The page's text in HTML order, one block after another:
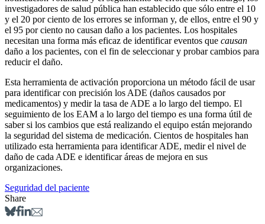
investigadores de salud pública han establecido que sólo entre el 10
y el 20 por ciento de los errores se informan y, de ellos, entre el 90 y
el 95 por ciento no causan daño a los pacientes. Los hospitales
necesitan una forma más eficaz de identificar eventos que causan
daño a los pacientes, con el fin de seleccionar y probar cambios para
reducir el daño.
Esta herramienta de activación proporciona un método fácil de usar
para identificar con precisión los ADE (daños causados ​​por
medicamentos) y medir la tasa de ADE a lo largo del tiempo. El
seguimiento de los EAM a lo largo del tiempo es una forma útil de
saber si los cambios que está realizando el equipo están mejorando
la seguridad del sistema de medicación. Cientos de hospitales han
utilizado esta herramienta para identificar ADE, medir el nivel de
daño de cada ADE e identificar áreas de mejora en sus
organizaciones.
Seguridad del paciente
Share